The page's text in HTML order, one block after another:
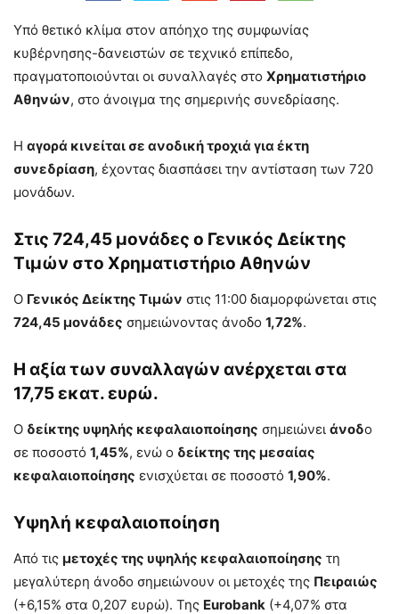
Υπό θετικό κλίμα στον απόηχο της συμφωνίας
κυβέρνησης-δανειστών σε τεχνικό επίπεδο,
πραγματοποιούνται οι συναλλαγές στο Χρηματιστήριο
Αθηνών, στο άνοιγμα της σημερινής συνεδρίασης.
Η αγορά κινείται σε ανοδική τροχιά για έκτη
συνεδρίαση, έχοντας διασπάσει την αντίσταση των 720
μονάδων.
Στις 724,45 μονάδες ο Γενικός Δείκτης
Τιμών στο Χρηματιστήριο Αθηνών
O Γενικός Δείκτης Τιμών στις 11:00 διαμορφώνεται στις
724,45 μονάδες σημειώνοντας άνοδο 1,72%.
Η αξία των συναλλαγών ανέρχεται στα
17,75 εκατ. ευρώ.
Ο δείκτης υψηλής κεφαλαιοποίησης σημειώνει άνοδο
σε ποσοστό 1,45%, ενώ ο δείκτης της μεσαίας
κεφαλαιοποίησης ενισχύεται σε ποσοστό 1,90%.
Υψηλή κεφαλαιοποίηση
Από τις μετοχές της υψηλής κεφαλαιοποίησης τη
μεγαλύτερη άνοδο σημειώνουν οι μετοχές της Πειραιώς
(+6,15% στα 0,207 ευρώ). Της Eurobank (+4,07% στα